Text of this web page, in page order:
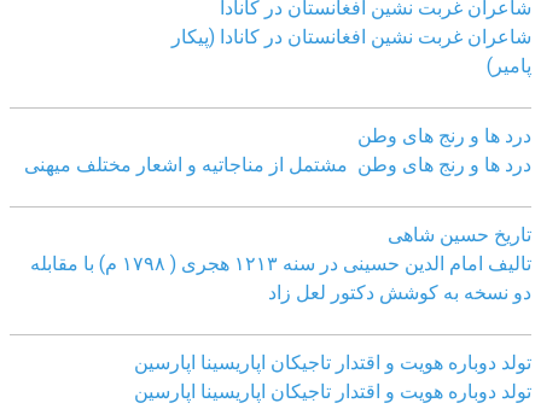
شاعران غربت نشین افغانستان در کانادا
شاعران غربت نشین افغانستان در کانادا (پیکار
پامیر)
درد ها و رنج های وطن
درد ها و رنج های وطن مشتمل از مناجاتیه و اشعار مختلف میهنی
تاریخ حسین شاهی
تالیف امام الدین حسینی در سنه ۱۲۱۳ هجری ( ۱۷۹۸ م) با مقابله
دو نسخه به کوشش دکتور لعل زاد
تولد دوباره هویت و اقتدار تاجیکان اپاریسینا اپارسین
تولد دوباره هویت و اقتدار تاجیکان اپاریسینا اپارسین